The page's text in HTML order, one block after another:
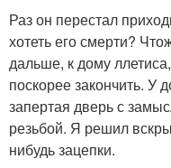
Раз он перестал
хотеть его смерти?
дальше, к дому
поскорее закончить. У
запертая дверь с
резьбой. Я решил
нибудь зацепки.